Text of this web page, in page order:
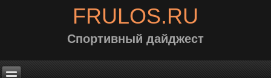
FRULOS.RU
Спортивный дайджест